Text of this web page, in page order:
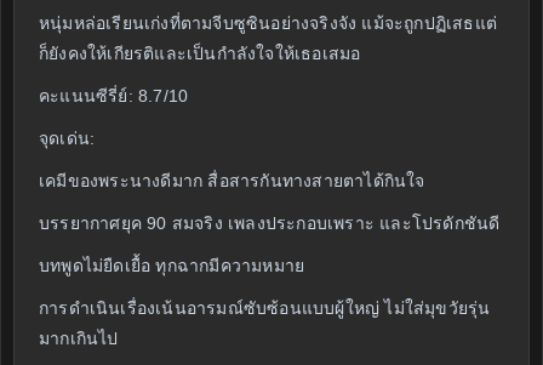
หนุ่มหล่อเรียนเก่งที่ตามจีบซูซินอย่างจริงจัง แม้จะถูกปฏิเสธแต่
ก็ยังคงให้เกียรติและเป็นกำลังใจให้เธอเสมอ
คะแนนซีรี่ย์: 8.7/10
จุดเด่น:
เคมีของพระนางดีมาก สื่อสารกันทางสายตาได้กินใจ
บรรยากาศยุค 90 สมจริง เพลงประกอบเพราะ และโปรดักชันดี
บทพูดไม่ยืดเยื้อ ทุกฉากมีความหมาย
การดำเนินเรื่องเน้นอารมณ์ซับซ้อนแบบผู้ใหญ่ ไม่ใส่มุขวัยรุ่น
มากเกินไป